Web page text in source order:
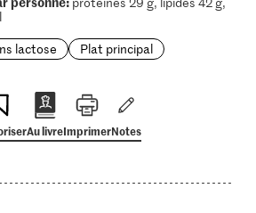
lactose Plat principal
Au livreImprimerNotes